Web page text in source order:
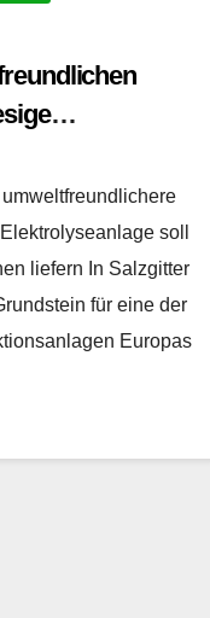
soll
liefern In Salzgitter
für eine der
Europas